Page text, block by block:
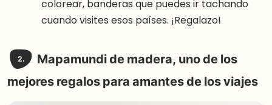
colorear, banderas que puedes ir tachando
cuando visites esos países. ¡Regalazo!
2.
Mapamundi de madera, uno de los
mejores regalos para amantes de los viajes